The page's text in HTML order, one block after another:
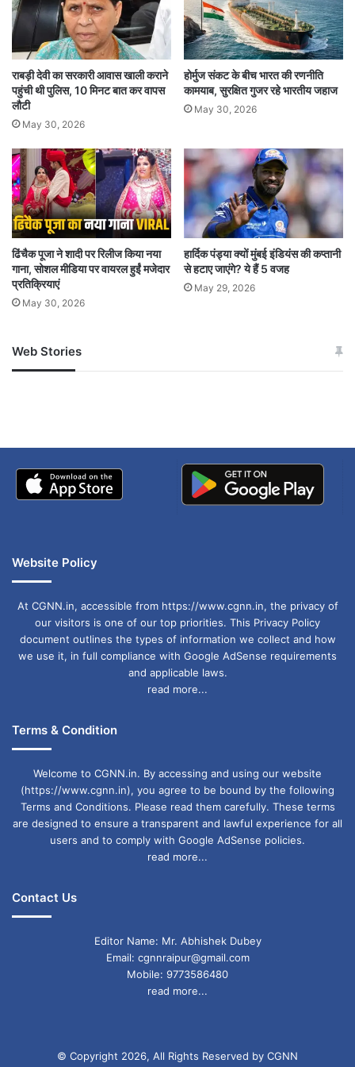
सीरीज में ओपनिंग करोगे. अगर तुम 8 बार शून्य पर आउट भी
हो जाओ, तो कोई बात नहीं.
गंभीर ने कहा, मैंने अपने करियर में कभी किसी से ऐसे शब्द
नहीं सुने. इसलिए, अगर मुझे किसी के लिए अपना जीवन देना
अगर उन्होंने सौरव गांगुली, एमएस धोनी या विराट कोहली की
तरह लंबे समय तक भारत की कप्तानी की होती, तो उन्होंने
कई रिकॉर्ड बनाए होते.
गौतम गंभीर की ऑल-टाइम भारतीय टेस्ट
सुनील गावस्कर, वीरेंद्र सहवाग, राहुल द्रविड़, सचिन
सिंह, अनिल कुंबले (कप्तान), जहीर खान, जवागल श्रीनाथ
राबड़ी देवी का सरकारी आवास खाली कराने
पहुंची थी पुलिस, 10 मिनट बात कर वापस
लौटी
May 30, 2026
होर्मुज संकट के बीच भारत की रणनीति
कामयाब, सुरक्षित गुजर रहे भारतीय जहाज
May 30, 2026
ढिंचैक पूजा ने शादी पर रिलीज किया नया
गाना, सोशल मीडिया पर वायरल हुईं मजेदार
प्रतिक्रियाएं
May 30, 2026
हार्दिक पंड्या क्यों मुंबई इंडियंस की कप्तानी
से हटाए जाएंगे? ये हैं 5 वजह
May 29, 2026
Web Stories
जम्मू-कश्मीर में बारिश से
अपडेट
खाई में धक्का… आरोपियों ने
Website Policy
At CGNN.in, accessible from https://www.cgnn.in, the privacy of
our visitors is one of our top priorities. This Privacy Policy
document outlines the types of information we collect and how
we use it, in full compliance with Google AdSense requirements
and applicable laws.
read more...
Terms & Condition
Welcome to CGNN.in. By accessing and using our website
(https://www.cgnn.in), you agree to be bound by the following
Terms and Conditions. Please read them carefully. These terms
are designed to ensure a transparent and lawful experience for all
users and to comply with Google AdSense policies.
read more...
Contact Us
Editor Name: Mr. Abhishek Dubey
Email: cgnnraipur@gmail.com
Mobile: 9773586480
read more...
© Copyright 2026, All Rights Reserved by CGNN